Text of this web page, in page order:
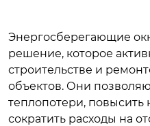
Энергосберегающие
решение, которое
строительстве и
объектов. Они
теплопотери,
сократить расходы на